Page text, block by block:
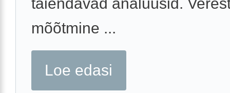
täiendavad analüüsid.
mõõtmine ...
Loe edasi